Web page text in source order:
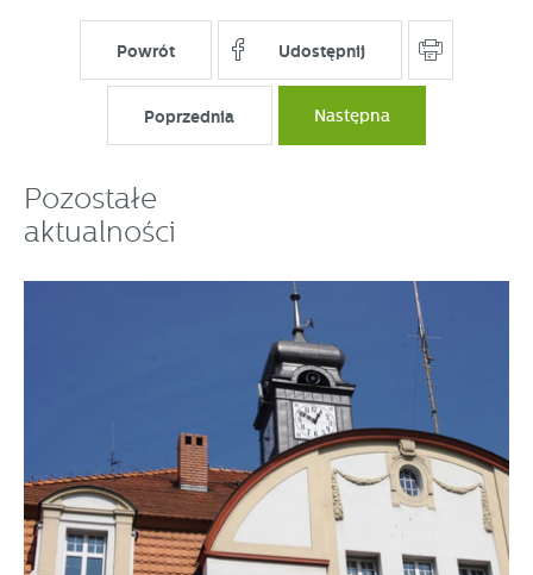
Powrót Udostępnij
Poprzednia Następna
Pozostałe
aktualności